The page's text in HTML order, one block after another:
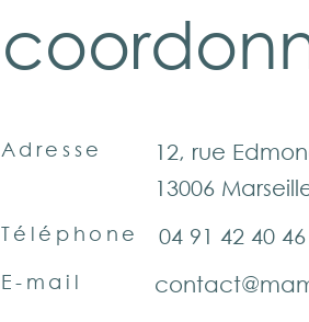
Adresse
12, rue
13006
Téléphone 04 91 42 40 46
E-mail